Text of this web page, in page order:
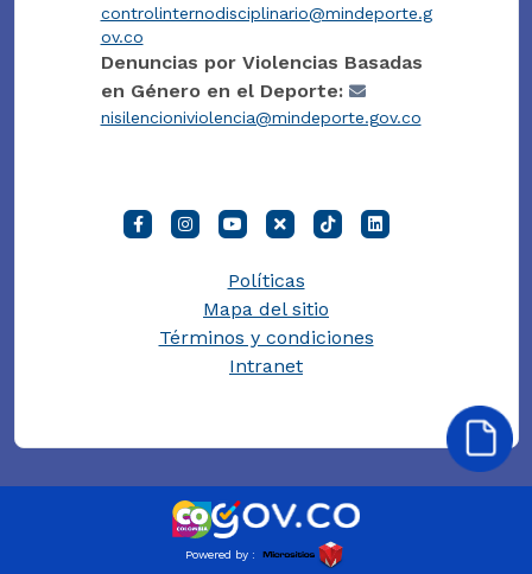
controlinternodisciplinario@mindeporte.g
ov.co
Denuncias por Violencias Basadas
en Género en el Deporte:
nisilencioniviolencia@mindeporte.gov.co
Políticas
Mapa del sitio
Términos y condiciones
Intranet
Powered by :